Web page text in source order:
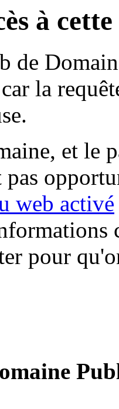
à
de
la
et le
pas
web activé
pour